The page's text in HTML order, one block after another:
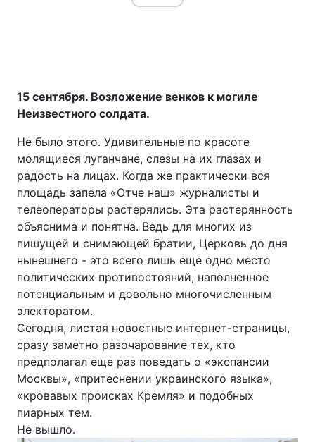
15 сентября. Возложение венков к могиле
Неизвестного солдата.
Не было этого. Удивительные по красоте
молящиеся луганчане, слезы на их глазах и
радость на лицах. Когда же практически вся
площадь запела «Отче наш» журналисты и
телеоператоры растерялись. Эта растерянность
объяснима и понятна. Ведь для многих из
пишущей и снимающей братии, Церковь до дня
нынешнего - это всего лишь еще одно место
политических противостояний, наполненное
потенциальным и довольно многочисленным
электоратом.
Сегодня, листая новостные интернет-страницы,
сразу заметно разочарование тех, кто
предполагал еще раз поведать о «экспансии
Москвы», «притеснении украинского языка»,
«кровавых происках Кремля» и подобных
пиарных тем.
Не вышло.